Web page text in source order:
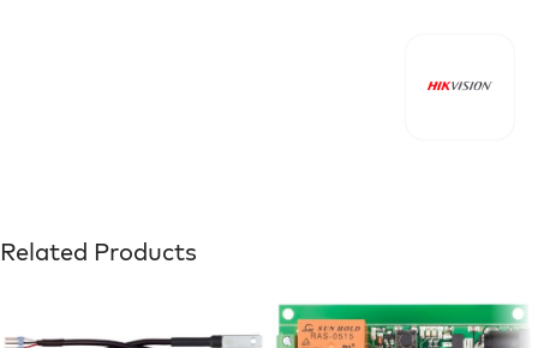
Related Products